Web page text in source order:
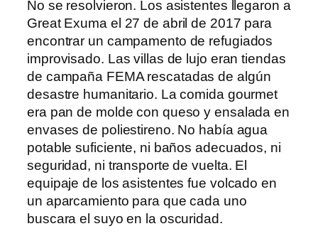
No se resolvieron. Los asistentes llegaron a
Great Exuma el 27 de abril de 2017 para
encontrar un campamento de refugiados
improvisado. Las villas de lujo eran tiendas
de campaña FEMA rescatadas de algún
desastre humanitario. La comida gourmet
era pan de molde con queso y ensalada en
envases de poliestireno. No había agua
potable suficiente, ni baños adecuados, ni
seguridad, ni transporte de vuelta. El
equipaje de los asistentes fue volcado en
un aparcamiento para que cada uno
buscara el suyo en la oscuridad.